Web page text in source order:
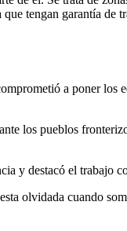
tengan garantía
a poner
los pueblos
y destacó el trabajo
olvidada cuando